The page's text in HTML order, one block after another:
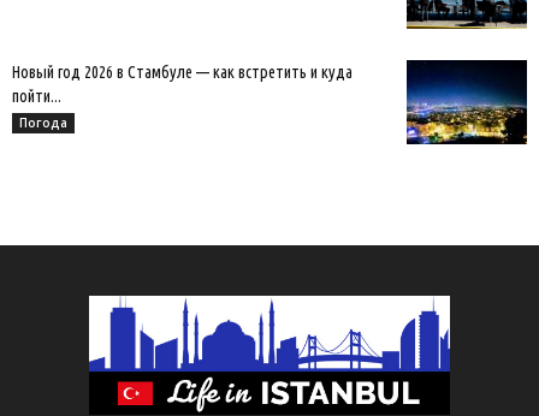
Новый год 2026 в Стамбуле — как встретить и куда
пойти...
Погода